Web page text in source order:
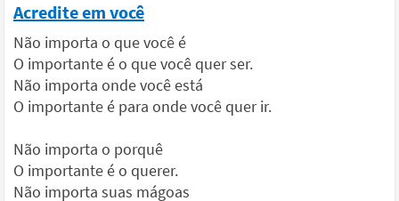
Acredite em você
Não importa o que você é
O importante é o que você quer ser.
Não importa onde você está
O importante é para onde você quer ir.
Não importa o porquê
O importante é o querer.
Não importa suas mágoas